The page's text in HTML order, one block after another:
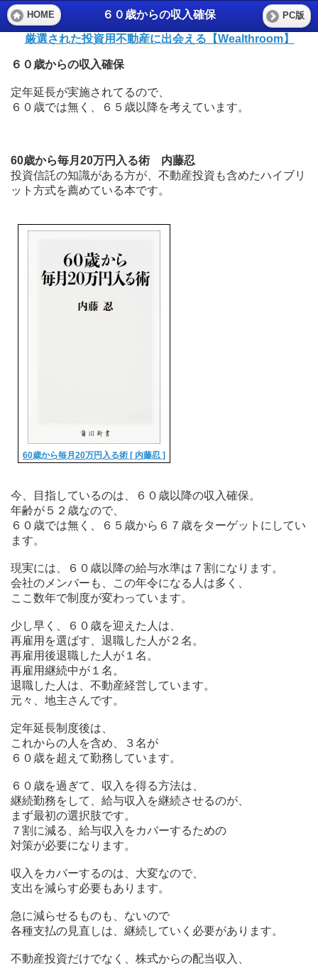
HOME ６０歳からの収入確保 PC版
厳選された投資用不動産に出会える【Wealthroom】
６０歳からの収入確保
定年延長が実施されてるので、
６０歳では無く、６５歳以降を考えています。
60歳から毎月20万円入る術 内藤忍
投資信託の知識がある方が、不動産投資も含めたハイブリ
ット方式を薦めている本です。
60歳から毎月20万円入る術 [ 内藤忍 ]
今、目指しているのは、６０歳以降の収入確保。
年齢が５２歳なので、
６０歳では無く、６５歳から６７歳をターゲットにしてい
ます。
現実には、６０歳以降の給与水準は７割になります。
会社のメンバーも、この年令になる人は多く、
ここ数年で制度が変わっています。
少し早く、６０歳を迎えた人は、
再雇用を選ばす、退職した人が２名。
再雇用後退職した人が１名。
再雇用継続中が１名。
退職した人は、不動産経営しています。
元々、地主さんです。
定年延長制度後は、
これからの人を含め、３名が
６０歳を超えて勤務しています。
６０歳を過ぎて、収入を得る方法は、
継続勤務をして、給与収入を継続させるのが、
まず最初の選択肢です。
７割に減る、給与収入をカバーするための
対策が必要になります。
収入をカバーするのは、大変なので、
支出を減らす必要もあります。
急に減らせるものも、ないので
各種支払の見直しは、継続していく必要があります。
不動産投資だけでなく、株式からの配当収入、